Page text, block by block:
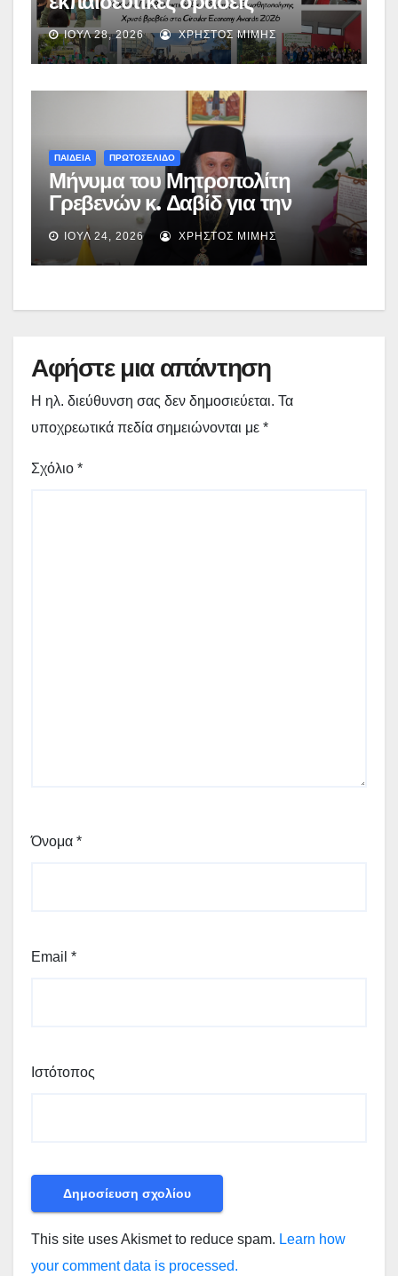
ενημέρωσης και
ευαισθητοποίησης στη Δυτική
Μακεδονία
ΙΟΎΛ 28, 2026 ΧΡΉΣΤΟΣ ΜΊΜΗΣ
ΠΑΙΔΕΙΑ ΠΡΩΤΟΣΕΛΙΔΟ
Μήνυμα του Μητροπολίτη
Γρεβενών κ. Δαβίδ για την
ανακοίνωση των
αποτελεσμάτων των
Πανελλαδικών Εξετάσεων
ΙΟΎΛ 24, 2026 ΧΡΉΣΤΟΣ ΜΊΜΗΣ
Αφήστε μια απάντηση
Η ηλ. διεύθυνση σας δεν δημοσιεύεται. Τα
υποχρεωτικά πεδία σημειώνονται με *
Σχόλιο *
Όνομα *
Email *
Ιστότοπος
This site uses Akismet to reduce spam. Learn how
your comment data is processed.